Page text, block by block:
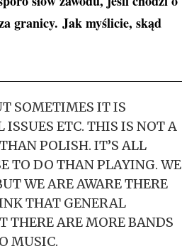
granicy. Jak myślicie, skąd
SOMETIMES IT IS
ISSUES ETC. THIS IS NOT A
POLISH. IT’S ALL
TO DO THAN PLAYING. WE
WE ARE AWARE THERE
THAT GENERAL
THERE ARE MORE BANDS
MUSIC.